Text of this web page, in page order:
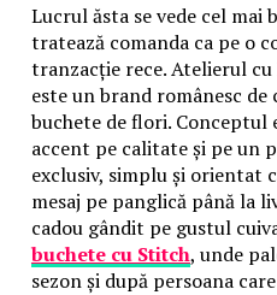
Lucrul ăsta se vede cel mai
tratează comanda ca pe o
tranzacție rece. Atelierul
este un brand românesc
buchete de flori.
accent pe calitate și pe un
exclusiv, simplu și orientat
mesaj pe panglică până la
cadou gândit pe gustul
buchete cu Stitch, unde
sezon și după persoana